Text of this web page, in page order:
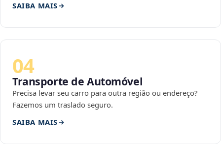
SAIBA MAIS
04
Transporte de Automóvel
Precisa levar seu carro para outra região ou endereço?
Fazemos um traslado seguro.
SAIBA MAIS